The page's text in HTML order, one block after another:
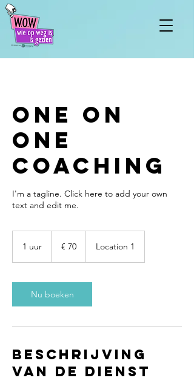
One On
One
Coaching
I'm a tagline. Click here to add your own
text and edit me.
1 uur € 70 Location 1
Nu boeken
Beschrijving
van de dienst